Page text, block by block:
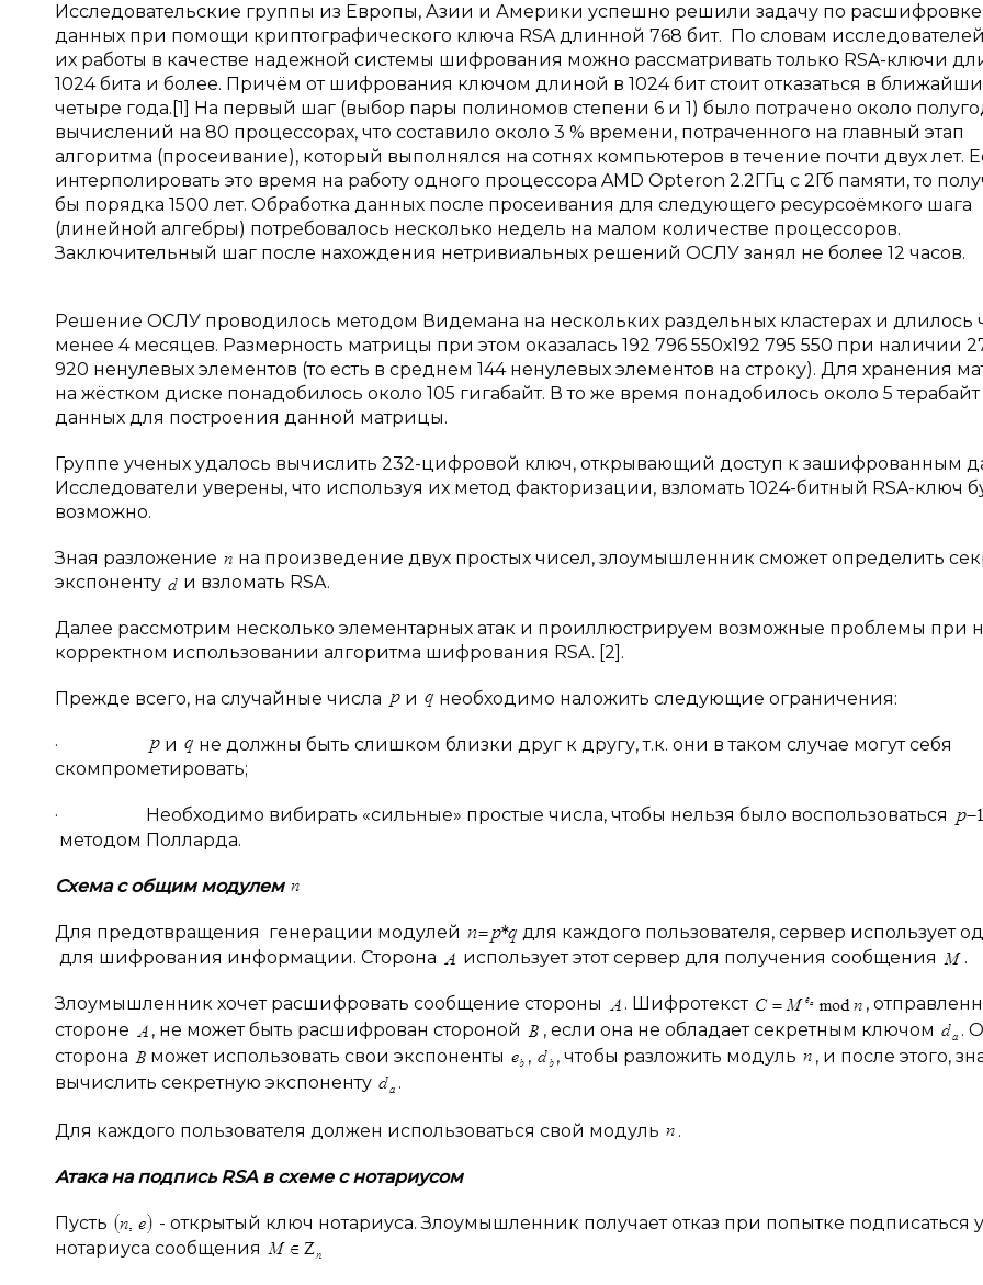
Исследовательские группы из Европы, Азии и Америки успешно решили задачу по расшифровке
данных при помощи криптографического ключа RSA длинной 768 бит. По словам
их работы в качестве надежной системы шифрования можно рассматривать только RSA-ключи
1024 бита и более. Причём от шифрования ключом длиной в 1024 бит стоит отказаться в
четыре года.[1] На первый шаг (выбор пары полиномов степени 6 и 1) было потрачено около
вычислений на 80 процессорах, что составило около 3 % времени, потраченного на главный этап
алгоритма (просеивание), который выполнялся на сотнях компьютеров в течение почти двух лет.
интерполировать это время на работу одного процессора AMD Opteron 2.2ГГц с 2Гб памяти, то
бы порядка 1500 лет. Обработка данных после просеивания для следующего ресурсоёмкого шага
(линейной алгебры) потребовалось несколько недель на малом количестве процессоров.
Заключительный шаг после нахождения нетривиальных решений ОСЛУ занял не более 12 часов.
Решение ОСЛУ проводилось методом Видемана на нескольких раздельных кластерах и длилось
менее 4 месяцев. Размерность матрицы при этом оказалась 192 796 550х192 795 550 при наличии 27
920 ненулевых элементов (то есть в среднем 144 ненулевых элементов на строку). Для хранения
на жёстком диске понадобилось около 105 гигабайт. В то же время понадобилось около 5
данных для построения данной матрицы.
Группе ученых удалось вычислить 232-цифровой ключ, открывающий доступ к зашифрованным
Исследователи уверены, что используя их метод факторизации, взломать 1024-битный RSA-ключ
возможно.
Зная разложение
на произведение двух простых чисел, злоумышленник сможет определить
экспоненту
и взломать RSA.
Далее рассмотрим несколько элементарных атак и проиллюстрируем возможные проблемы при
корректном использовании алгоритма шифрования RSA. [2].
Прежде всего, на случайные числа и необходимо наложить следующие ограничения:
· и
не должны быть слишком близки друг к другу, т.к. они в таком случае могут себя
скомпрометировать;
· Необходимо вибирать «сильные» простые числа, чтобы нельзя было воспользоваться
методом Полларда.
Схема с общим модулем
Для предотвращения генерации модулей
для каждого пользователя, сервер использует
для шифрования информации. Сторона
использует этот сервер для получения сообщения .
Злоумышленник хочет расшифровать сообщение стороны . Шифротекст
,
стороне
, не может быть расшифрован стороной , если она не обладает секретным ключом
.
сторона
может использовать свои экспоненты , , чтобы разложить модуль , и после этого,
вычислить секретную экспоненту
.
Для каждого пользователя должен использоваться свой модуль .
Атака на подпись RSA в схеме с нотариусом
Пусть
- открытый ключ нотариуса. Злоумышленник получает отказ при попытке подписаться у
нотариуса сообщения